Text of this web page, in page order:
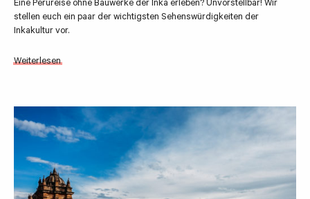
Eine Perureise ohne Bauwerke der Inka erleben? Unvorstellbar! Wir
stellen euch ein paar der wichtigsten Sehenswürdigkeiten der
Inkakultur vor.
Weiterlesen